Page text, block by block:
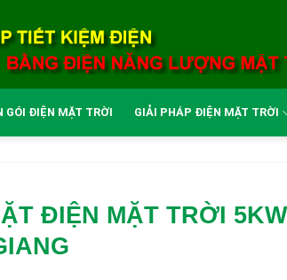
GÓI ĐIỆN MẶT TRỜI GIẢI PHÁP ĐIỆN MẶT TRỜI
ĐIỆN MẶT TRỜI